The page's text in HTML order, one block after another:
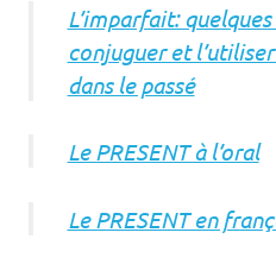
L’imparfait:
conjuguer et
dans le passé
Le PRESENT à l’oral
Le PRESENT en